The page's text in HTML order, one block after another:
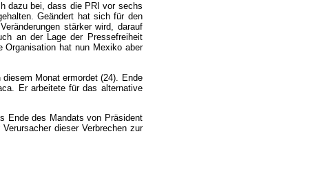
dazu bei, dass die PRI vor sechs
Geändert hat sich für den
stärker wird, darauf
an der Lage der Pressefreiheit
Organisation hat nun Mexiko aber
Monat ermordet (24). Ende
Er arbeitete für das alternative
Ende des Mandats von Präsident
dieser Verbrechen zur